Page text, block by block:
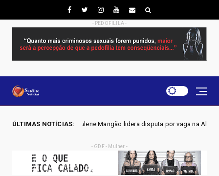
- PEDOFILILA -
ÚLTIMAS NOTÍCIAS:
Mangão lidera disputa por vaga na Alego em Novo Gama, aponta
- GDF - Mulher -